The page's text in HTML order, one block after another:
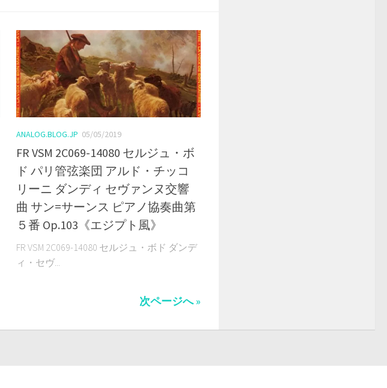
ANALOG.BLOG.JP 05/05/2019
FR VSM 2C069-14080 セルジュ・ボ
ド パリ管弦楽団 アルド・チッコ
リーニ ダンディ セヴァンヌ交響
曲 サン=サーンス ピアノ協奏曲第
５番 Op.103《エジプト風》
FR VSM 2C069-14080 セルジュ・ボド ダンデ
ィ・セヴ...
次ページへ »